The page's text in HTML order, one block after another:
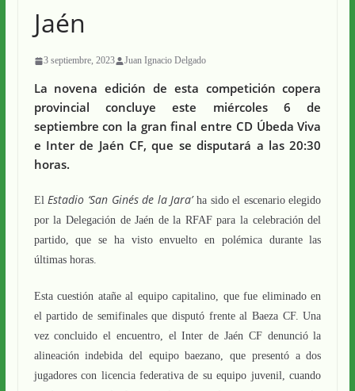
Jaén
3 septiembre, 2023 Juan Ignacio Delgado
La novena edición de esta competición copera
provincial concluye este miércoles 6 de
septiembre con la gran final entre CD Úbeda Viva
e Inter de Jaén CF, que se disputará a las 20:30
horas.
ElEstadio ‘San Ginés de la Jara’ha sido el escenario elegido
por la Delegación de Jaén de la RFAF para la celebración del
partido, que se ha visto envuelto en polémica durante las
últimas horas.
Esta cuestión atañe al equipo capitalino, que fue eliminado en
el partido de semifinales que disputó frente al Baeza CF. Una
vez concluido el encuentro, el Inter de Jaén CF denunció la
alineación indebida del equipo baezano, que presentó a dos
jugadores con licencia federativa de su equipo juvenil, cuando